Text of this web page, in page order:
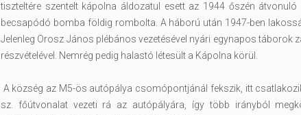
tiszteltére szentelt kápolna áldozatul esett az 1944 őszén
becsapódó bomba földig rombolta. A háború után 1947-ben
Jelenleg Orosz János plébános vezetésével nyári egynapos táborok
részvételével. Nemrég pedig halastó létesült a Kápolna körül.
A község az M5-ös autópálya csomópontjánál fekszik, itt
sz. főútvonalat vezeti rá az autópályára, így több irányból